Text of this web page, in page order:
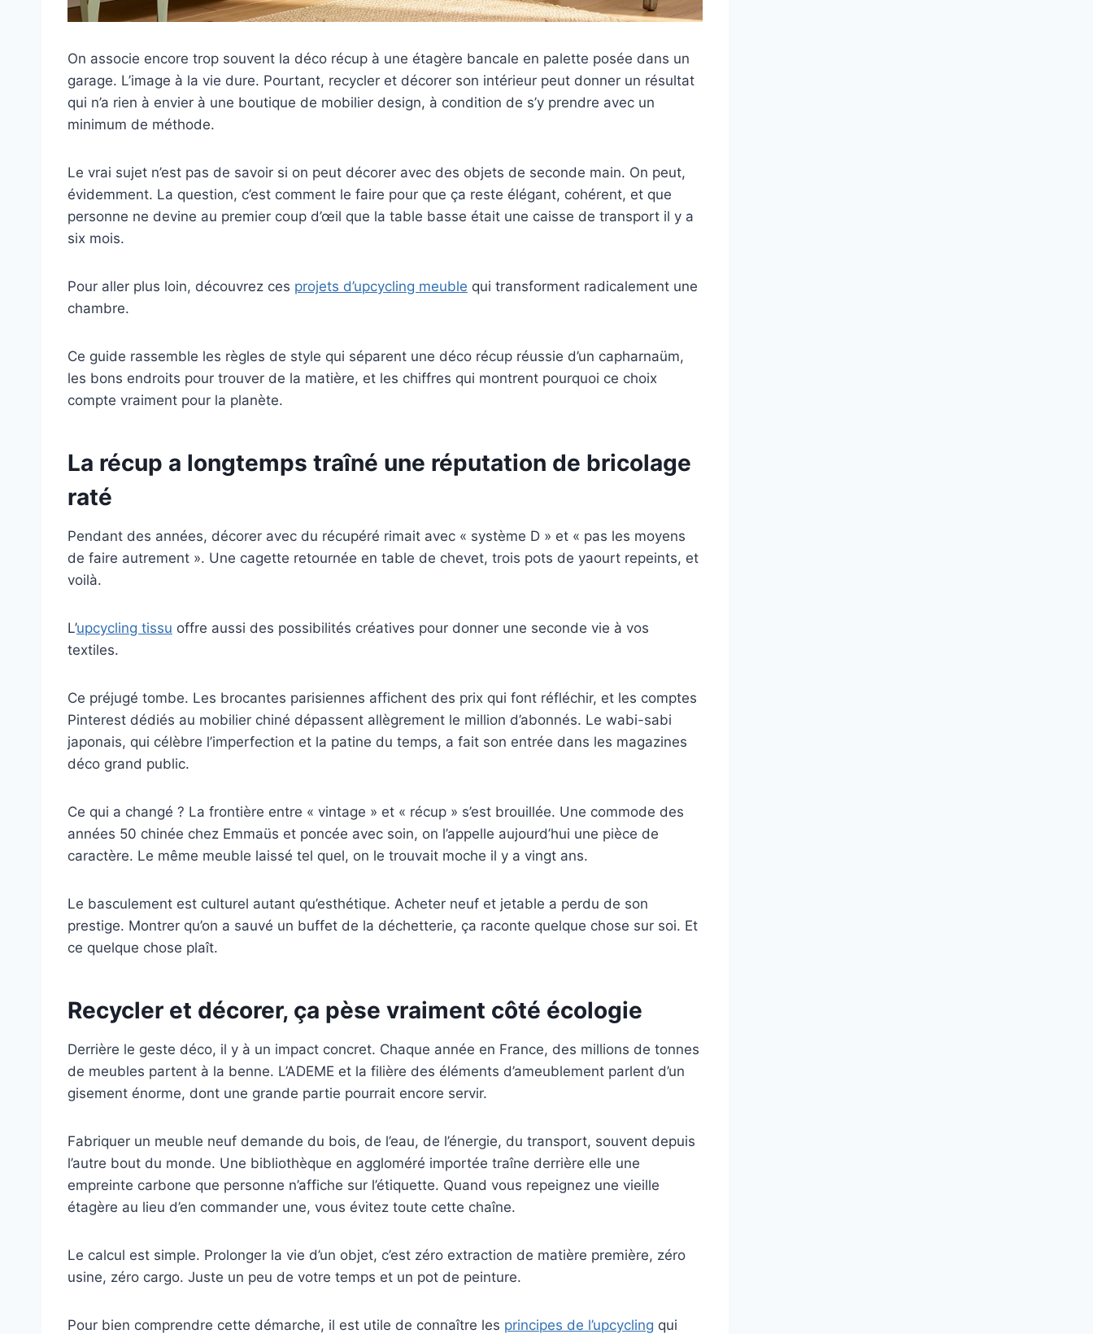
On associe encore trop souvent la déco récup à une étagère bancale en palette posée dans un
garage. L’image à la vie dure. Pourtant, recycler et décorer son intérieur peut donner un résultat
qui n’a rien à envier à une boutique de mobilier design, à condition de s’y prendre avec un
minimum de méthode.
Le vrai sujet n’est pas de savoir si on peut décorer avec des objets de seconde main. On peut,
évidemment. La question, c’est comment le faire pour que ça reste élégant, cohérent, et que
personne ne devine au premier coup d’œil que la table basse était une caisse de transport il y a
six mois.
Pour aller plus loin, découvrez ces projets d’upcycling meuble qui transforment radicalement une
chambre.
Ce guide rassemble les règles de style qui séparent une déco récup réussie d’un capharnaüm,
les bons endroits pour trouver de la matière, et les chiffres qui montrent pourquoi ce choix
compte vraiment pour la planète.
La récup a longtemps traîné une réputation de bricolage
raté
Pendant des années, décorer avec du récupéré rimait avec « système D » et « pas les moyens
de faire autrement ». Une cagette retournée en table de chevet, trois pots de yaourt repeints, et
voilà.
L’upcycling tissu offre aussi des possibilités créatives pour donner une seconde vie à vos
textiles.
Ce préjugé tombe. Les brocantes parisiennes affichent des prix qui font réfléchir, et les comptes
Pinterest dédiés au mobilier chiné dépassent allègrement le million d’abonnés. Le wabi-sabi
japonais, qui célèbre l’imperfection et la patine du temps, a fait son entrée dans les magazines
déco grand public.
Ce qui a changé ? La frontière entre « vintage » et « récup » s’est brouillée. Une commode des
années 50 chinée chez Emmaüs et poncée avec soin, on l’appelle aujourd’hui une pièce de
caractère. Le même meuble laissé tel quel, on le trouvait moche il y a vingt ans.
Le basculement est culturel autant qu’esthétique. Acheter neuf et jetable a perdu de son
prestige. Montrer qu’on a sauvé un buffet de la déchetterie, ça raconte quelque chose sur soi. Et
ce quelque chose plaît.
Recycler et décorer, ça pèse vraiment côté écologie
Derrière le geste déco, il y à un impact concret. Chaque année en France, des millions de tonnes
de meubles partent à la benne. L’ADEME et la filière des éléments d’ameublement parlent d’un
gisement énorme, dont une grande partie pourrait encore servir.
Fabriquer un meuble neuf demande du bois, de l’eau, de l’énergie, du transport, souvent depuis
l’autre bout du monde. Une bibliothèque en aggloméré importée traîne derrière elle une
empreinte carbone que personne n’affiche sur l’étiquette. Quand vous repeignez une vieille
étagère au lieu d’en commander une, vous évitez toute cette chaîne.
Le calcul est simple. Prolonger la vie d’un objet, c’est zéro extraction de matière première, zéro
usine, zéro cargo. Juste un peu de votre temps et un pot de peinture.
Pour bien comprendre cette démarche, il est utile de connaître les principes de l’upcycling qui